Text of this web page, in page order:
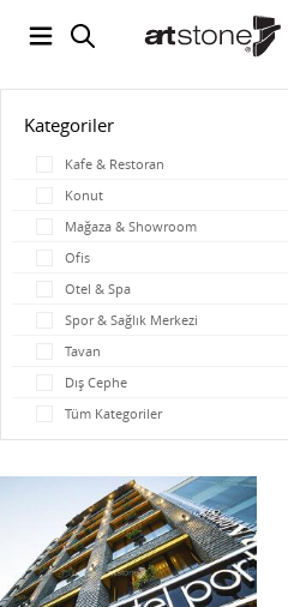
Kategoriler
Kafe & Restoran
Konut
Mağaza & Showroom
Ofis
Otel & Spa
Spor & Sağlık Merkezi
Tavan
Dış Cephe
Tüm Kategoriler